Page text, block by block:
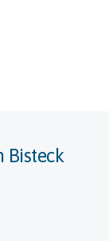
Bisteck